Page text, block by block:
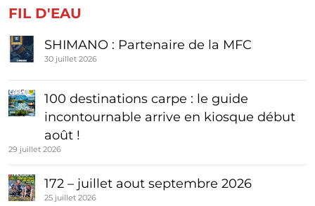
FIL D'EAU
SHIMANO : Partenaire de la MFC
30 juillet 2026
100 destinations carpe : le guide
incontournable arrive en kiosque début
août !
29 juillet 2026
172 – juillet aout septembre 2026
25 juillet 2026